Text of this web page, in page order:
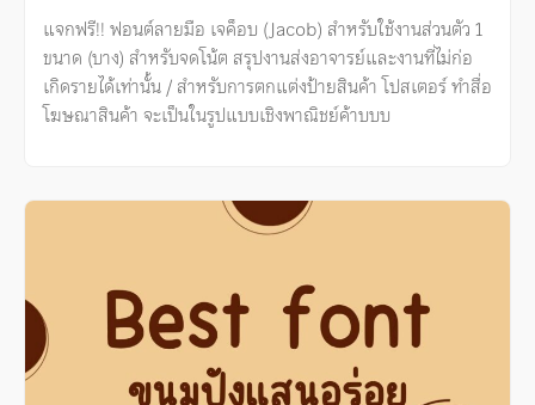
แจกฟรี!! ฟอนต์ลายมือ เจค็อบ (Jacob) สำหรับใช้งานส่วนตัว 1
ขนาด (บาง) สำหรับจดโน้ต สรุปงานส่งอาจารย์และงานที่ไม่ก่อ
เกิดรายได้เท่านั้น / สำหรับการตกแต่งป้ายสินค้า โปสเตอร์ ทำสื่อ
โฆษณาสินค้า จะเป็นในรูปแบบเชิงพาณิชย์ค้าบบบ